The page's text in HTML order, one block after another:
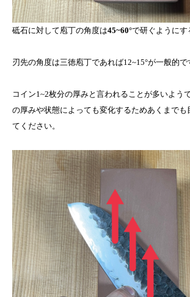
砥石に対して庖丁の角度は45~60°で研ぐようにす
刃先の角度は三徳庖丁であれば12~15°が一般的で
コイン1~2枚分の厚みと言われることが多いよう
の厚みや状態によっても変化するためあくまでも
てください。